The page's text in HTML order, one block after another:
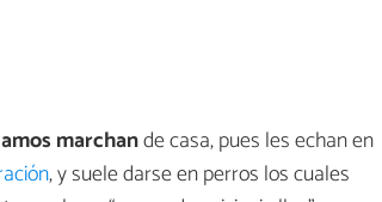
marchande casa, pues les echan en
, y suele darse en perros los cuales